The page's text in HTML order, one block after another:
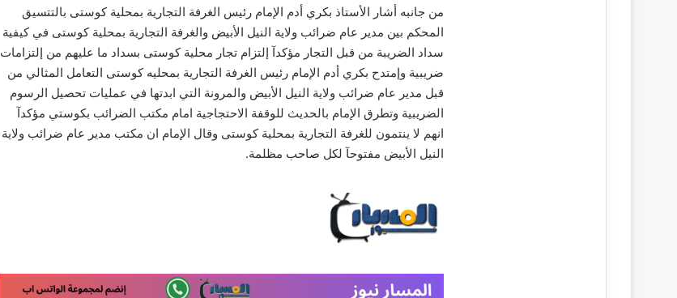
من جانبه أشار الأستاذ بكري أدم الإمام رئيس الغرفة التجارية بمحلية كوستى بالتتسيق
المحكم بين مدير عام ضرائب ولاية النيل الأبيض والغرفة التجارية بمحلية كوستى في كيفية
سداد الضريبة من قبل التجار مؤكدآ إلتزام تجار محلية كوستى بسداد ما عليهم من إلتزامات
ضريبية وإمتدح بكري أدم الإمام رئيس الغرفة التجارية بمحليه كوستى التعامل المثالي من
قبل مدير عام ضرائب ولاية النيل الأبيض والمرونة التي ابدتها في عمليات تحصيل الرسوم
الضريبية وتطرق الإمام بالحديث للوقفة الاحتجاجية امام مكتب الضرائب بكوستي مؤكدآ
انهم لا ينتمون للغرفة التجارية بمحلية كوستى وقال الإمام ان مكتب مدير عام ضرائب ولاية
النيل الأبيض مفتوحآ لكل صاحب مظلمة.
إدارية بالأرقام (18) و ( 19) بإنهاء تكليف